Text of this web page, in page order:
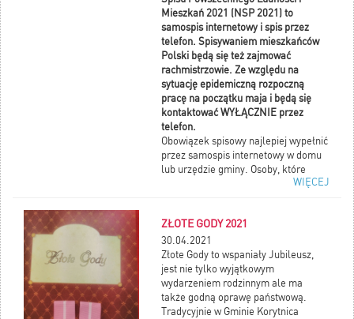
tego typu wsparciem ze strony
żołnierzy 5 Mazowieckiej Brygady
Obrony Terytorialnej objęci zostali
seniorzy.
Szczegóły w rozwinięciu wiadomości.
Mieszkań 2021 (NSP 2021) to
samospis internetowy i spis przez
telefon. Spisywaniem mieszkańców
Polski będą się też zajmować
rachmistrzowie. Ze względu na
sytuację epidemiczną rozpoczną
pracę na początku maja i będą się
kontaktować WYŁĄCZNIE przez
telefon.
Obowiązek spisowy najlepiej wypełnić
przez samospis internetowy w domu
lub urzędzie gminy. Osoby, które
preferują rozmowę telefoniczną,
22 279 99 99.
Jeśli jednak ktoś z ważnych powodów
nie może spisać się z własnej
inicjatywy i skorzystać z żadnej z tych
opcji, powinien spodziewać się
kontaktu ze strony rachmistrzów. Ich
praca rozpocznie się na początku
WIĘCEJ
ZŁOTE GODY 2021
30.04.2021
Złote Gody to wspaniały Jubileusz,
jest nie tylko wyjątkowym
wydarzeniem rodzinnym ale ma
także godną oprawę państwową.
Tradycyjnie w Gminie Korytnica